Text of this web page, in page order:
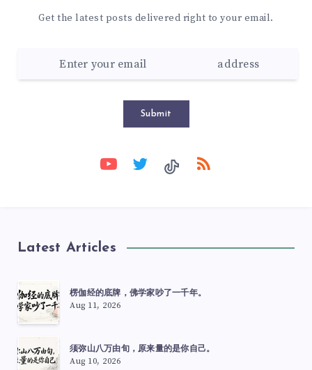
Get the latest posts delivered right to your email.
Submit
Latest Articles
楞伽经的底牌，佛学家吵了一千年。
Aug 11, 2026
须弥山八万由旬，原来量的是你自己。
Aug 10, 2026